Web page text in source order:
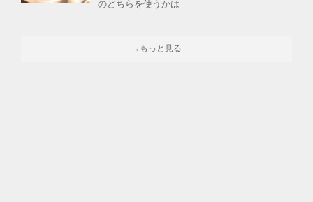
のどちらを使うかは
→もっと見る